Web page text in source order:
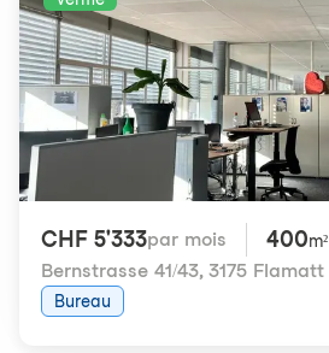
CHF 5'333par mois 400m²
Bernstrasse 41/43, 3175 Flamatt
Bureau